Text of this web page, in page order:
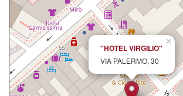
×
"HOTEL VIRGILIO"
VIA PALERMO, 30